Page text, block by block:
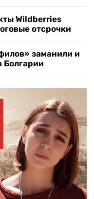
Wildberries
отсрочки
заманили и
Болгарии